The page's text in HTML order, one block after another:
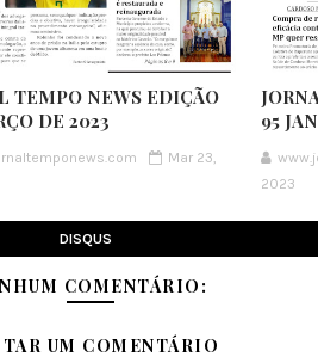
TEMPO NEWS EDIÇÃO
DE 2023
Mar 23,
95
2023
DISQUS
COMENTÁRIO:
UM COMENTÁRIO